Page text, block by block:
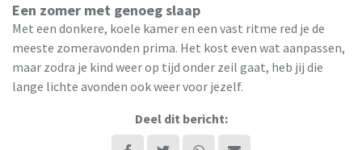
Een zomer met genoeg slaap
Met een donkere, koele kamer en een vast ritme red je de
meeste zomeravonden prima. Het kost even wat aanpassen,
maar zodra je kind weer op tijd onder zeil gaat, heb jij die
lange lichte avonden ook weer voor jezelf.
Deel dit bericht: